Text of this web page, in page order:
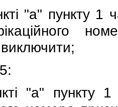
"а" пункту 1
пункту 1